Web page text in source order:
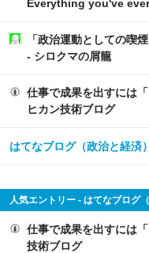
Everything you've
「政治運動としての喫
- シロクマの屑籠
仕事で成果を出すには
ヒカン技術ブログ
はてなブログ（政治と経済
人気エントリー - はてなブログ
仕事で成果を出すには
技術ブログ